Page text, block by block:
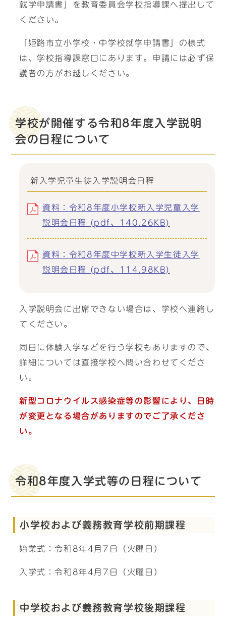
就学申請書」を教育委員会学校指導課へ提出して
ください。
「姫路市立小学校・中学校就学申請書」の様式
は、学校指導課窓口にあります。申請には必ず保
護者の方がお越しください。
学校が開催する令和8年度入学説明
会の日程について
新入学児童生徒入学説明会日程
資料：令和8年度小学校新入学児童入学
説明会日程 (pdf、140.26KB)
資料：令和8年度中学校新入学生徒入学
説明会日程 (pdf、114.98KB)
入学説明会に出席できない場合は、学校へ連絡し
てください。
同日に体験入学などを行う学校もありますので、
詳細については直接学校へ問い合わせてくださ
い。
新型コロナウイルス感染症等の影響により、日時
が変更となる場合がありますのでご了承くださ
い。
令和8年度入学式等の日程について
小学校および義務教育学校前期課程
始業式：令和8年4月7日（火曜日）
入学式：令和8年4月7日（火曜日）
中学校および義務教育学校後期課程